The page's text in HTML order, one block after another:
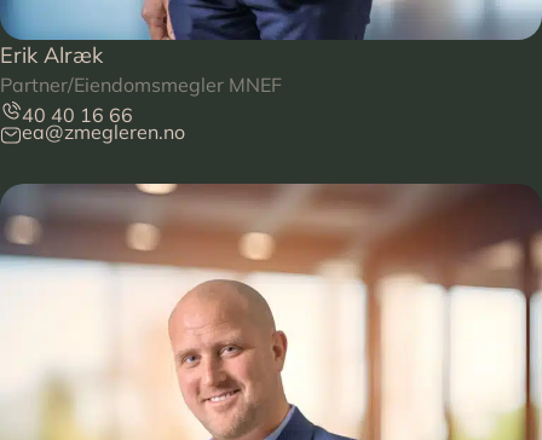
Erik Alræk
Partner/Eiendomsmegler MNEF
40 40 16 66
ea@zmegleren.no